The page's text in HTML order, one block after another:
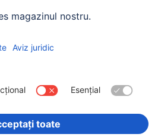
Alege ţara